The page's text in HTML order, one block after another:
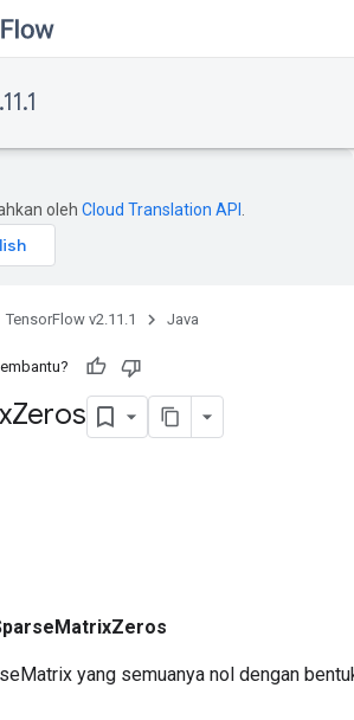
oleh Cloud Translation API
TensorFlow v2.11.1 Java
Zeros
yang semuanya nol dengan